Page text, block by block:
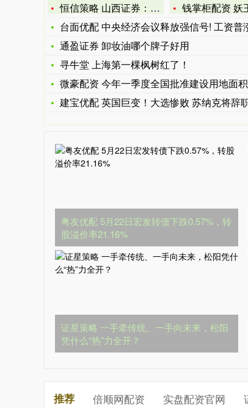
恒信策略 山西证券：给予华翔股份增持评级
钱掌柜配资 妖王国晟科技走到尽头！上交所
台面优配 中央经济会议释放强信号! 工资普涨全覆盖
通盈证券 卸妆油哪个牌子好用
寻牛堂 上海第一棵枫树红了！
微豪配资 今年一季度全国批准建设用地面积增
建宝优配 英国巨变！大选惨败 苏纳克将辞职 上台不到
粤友优配 5月22日宏发转债下跌0.57%，转
股溢价率21.16%
证星策略 一手牵传统、一手向未来，松阳
凭什么“热”力全开？
推荐 倍顺网配资 实盘配资官网